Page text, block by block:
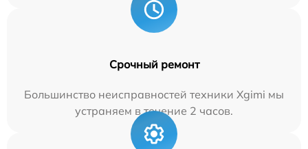
Срочный ремонт
Большинство неисправностей техники Xgimi мы
устраняем в течение 2 часов.